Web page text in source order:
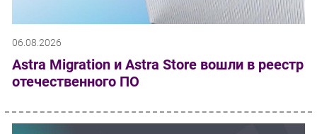
06.08.2026
Astra Migration и Astra Store вошли в реестр
отечественного ПО